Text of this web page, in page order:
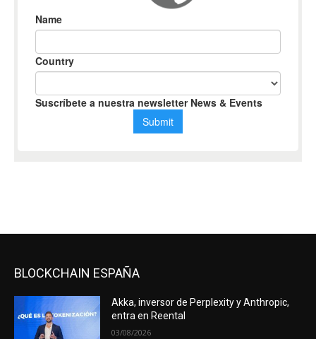
BLOCKCHAIN ESPAÑA
Akka, inversor de Perplexity y Anthropic,
entra en Reental
03/08/2026